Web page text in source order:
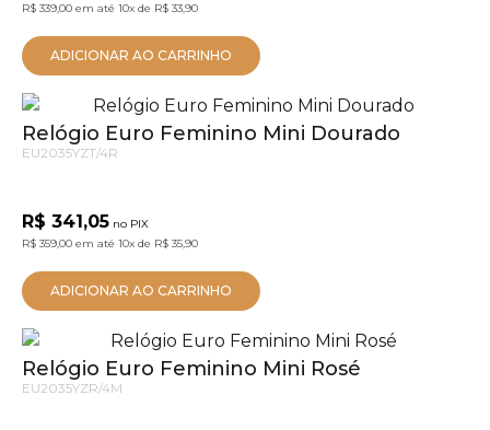
R$ 339,00 em até 10x de R$ 33,90
ADICIONAR AO CARRINHO
Relógio Euro Feminino Mini Dourado
EU2035YZT/4R
R$ 341,05 no PIX
R$ 359,00 em até 10x de R$ 35,90
ADICIONAR AO CARRINHO
Relógio Euro Feminino Mini Rosé
EU2035YZR/4M